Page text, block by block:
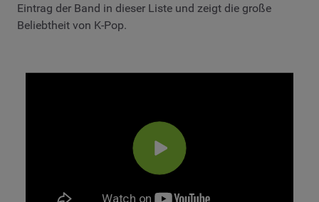
Eintrag der Band in dieser Liste und zeigt die große
Beliebtheit von K-Pop.